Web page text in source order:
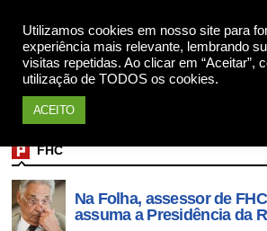
Utilizamos cookies em nosso site para
experiência mais relevante, lembrando
visitas repetidas. Ao clicar em “Aceitar”,
utilização de TODOS os cookies.
ACEITO
FHC
Na Folha, assessor de
assuma a Presidência da